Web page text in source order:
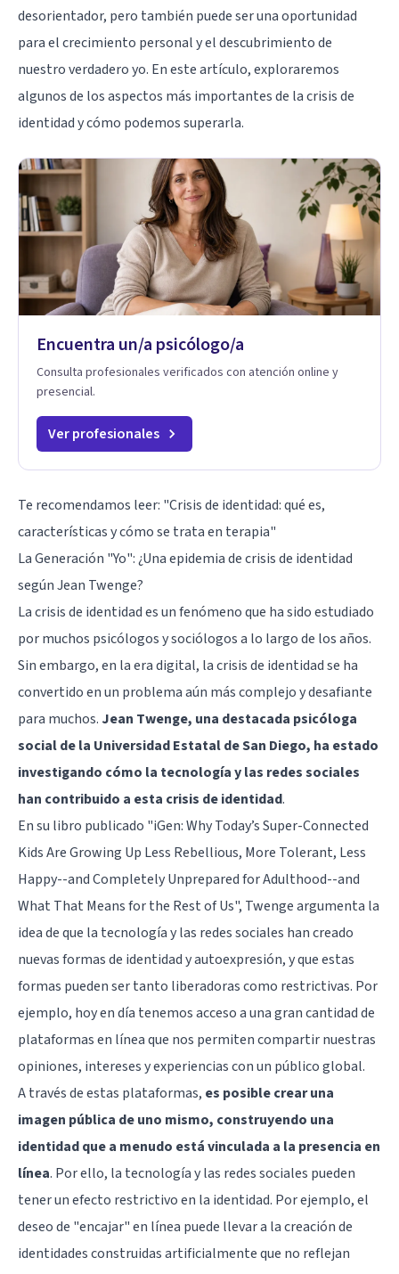
desorientador, pero también puede ser una oportunidad
para el crecimiento personal y el descubrimiento de
nuestro verdadero yo. En este artículo, exploraremos
algunos de los aspectos más importantes de la crisis de
identidad y cómo podemos superarla.
Encuentra un/a psicólogo/a
Consulta profesionales verificados con atención online y
presencial.
Ver profesionales
Te recomendamos leer: "Crisis de identidad: qué es,
características y cómo se trata en terapia"
La Generación "Yo": ¿Una epidemia de crisis de identidad
según Jean Twenge?
La crisis de identidad es un fenómeno que ha sido estudiado
por muchos psicólogos y sociólogos a lo largo de los años.
Sin embargo, en la era digital, la crisis de identidad se ha
convertido en un problema aún más complejo y desafiante
para muchos. Jean Twenge, una destacada psicóloga
social de la Universidad Estatal de San Diego, ha estado
investigando cómo la tecnología y las redes sociales
han contribuido a esta crisis de identidad.
En su libro publicado "iGen: Why Today’s Super-Connected
Kids Are Growing Up Less Rebellious, More Tolerant, Less
Happy--and Completely Unprepared for Adulthood--and
What That Means for the Rest of Us", Twenge argumenta la
idea de que la tecnología y las redes sociales han creado
nuevas formas de identidad y autoexpresión, y que estas
formas pueden ser tanto liberadoras como restrictivas. Por
ejemplo, hoy en día tenemos acceso a una gran cantidad de
plataformas en línea que nos permiten compartir nuestras
opiniones, intereses y experiencias con un público global.
A través de estas plataformas, es posible crear una
imagen pública de uno mismo, construyendo una
identidad que a menudo está vinculada a la presencia en
línea. Por ello, la tecnología y las redes sociales pueden
tener un efecto restrictivo en la identidad. Por ejemplo, el
deseo de "encajar" en línea puede llevar a la creación de
identidades construidas artificialmente que no reflejan